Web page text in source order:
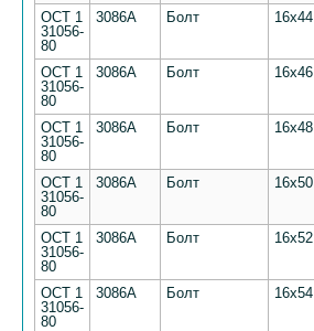
ОСТ 1
31056-
80
3086А Болт 16х44
ОСТ 1
31056-
80
3086А Болт 16х46
ОСТ 1
31056-
80
3086А Болт 16х48
ОСТ 1
31056-
80
3086А Болт 16х50
ОСТ 1
31056-
80
3086А Болт 16х52
ОСТ 1
31056-
80
3086А Болт 16х54